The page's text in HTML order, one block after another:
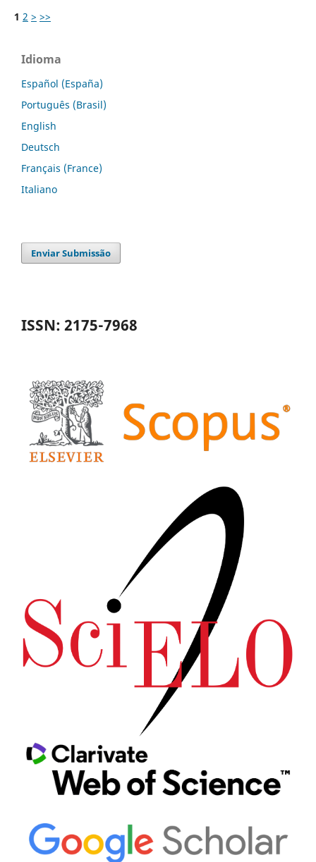
1 2 > >>
Idioma
Español (España)
Português (Brasil)
English
Deutsch
Français (France)
Italiano
Enviar Submissão
ISSN: 2175-7968